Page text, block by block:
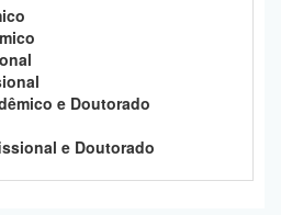
e Doutorado
e Doutorado